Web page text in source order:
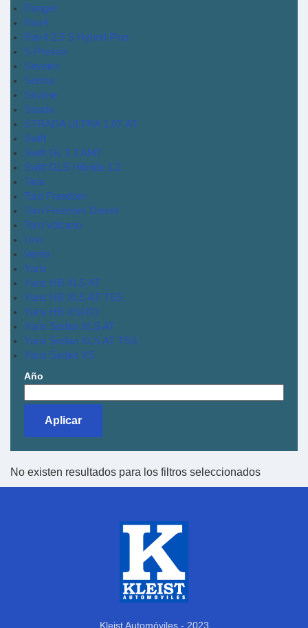
Ranger
Rav4
Rav4 2.5 S Hybrid Plus
S-Presso
Saveiro
Sentra
Skyline
Strada
STRADA ULTRA 1.0T AT
Swift
Swift GL 1.2 AMT
Swift GLS Híbrido 1.2
Tiida
Toro Freedom
Toro Freedom Diesel
Toro Volcano
Uno
Vento
Yaris
Yaris HB XLS AT
Yaris HB XLS AT TSS
Yaris HB XS(42)
Yaris Sedan XLS AT
Yaris Sedan XLS AT TSS
Yaris Sedan XS
Año
No existen resultados para los filtros seleccionados
Kleist Automóviles - 2023